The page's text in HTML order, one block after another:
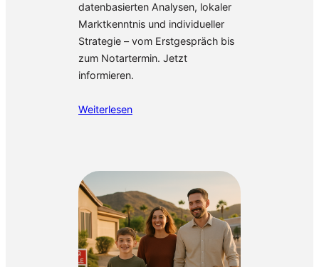
datenbasierten Analysen, lokaler
Marktkenntnis und individueller
Strategie – vom Erstgespräch bis
zum Notartermin. Jetzt
informieren.
Weiterlesen